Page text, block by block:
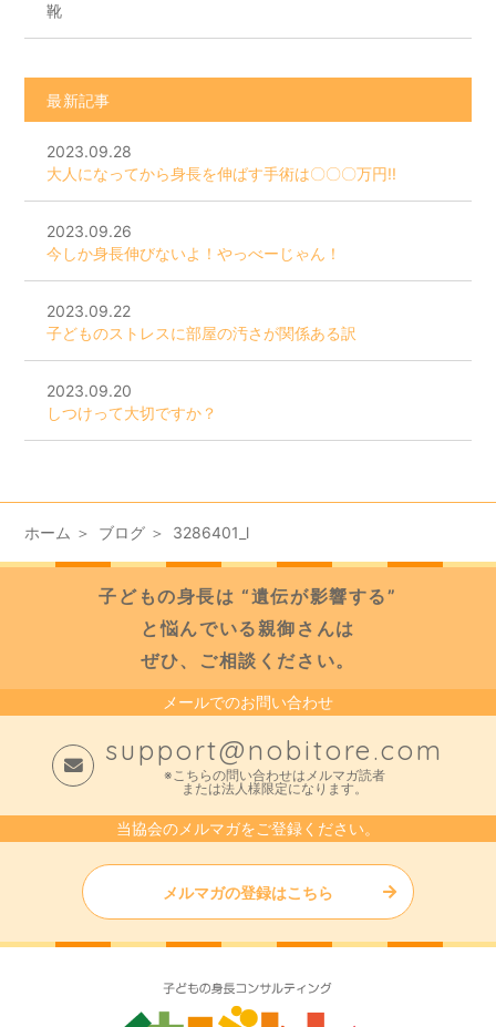
靴
最新記事
2023.09.28
大人になってから身長を伸ばす手術は〇〇〇万円!!
2023.09.26
今しか身長伸びないよ！やっべーじゃん！
2023.09.22
子どものストレスに部屋の汚さが関係ある訳
2023.09.20
しつけって大切ですか？
ホーム ブログ 3286401_l
子どもの身長は “遺伝が影響する”
と悩んでいる親御さんは
ぜひ、ご相談ください。
メールでのお問い合わせ
support@nobitore.com
※こちらの問い合わせはメルマガ読者
または法人様限定になります。
当協会のメルマガをご登録ください。
メルマガの登録はこちら